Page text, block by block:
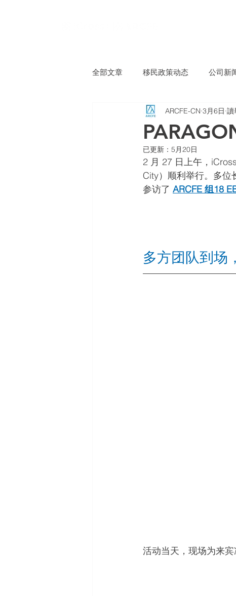
全部文章 移民政策动态 公司新
ARCFE-CN 3月6日 讀
已更新： 5月20日
2 月 27 日上午，
City）顺利举行。多位
参访了 ARCFE 组18
多方团队到场
活动当天，现场为来